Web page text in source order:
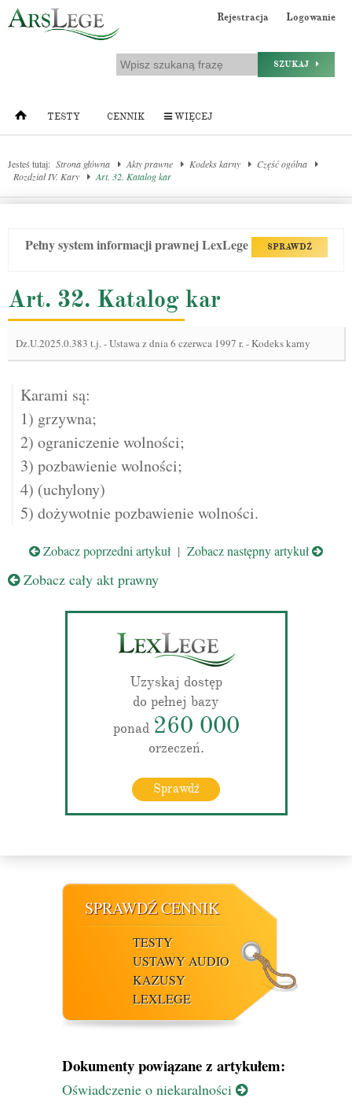
Rejestracja Logowanie
SZUKAJ
TESTY CENNIK WIĘCEJ
Jesteś tutaj: Strona główna Akty prawne Kodeks karny
Część ogólna
Rozdział IV. Kary
Art. 32. Katalog kar
Pełny system informacji prawnej LexLege SPRAWDŹ
Art. 32. Katalog kar
Dz.U.2025.0.383 t.j.-Ustawa z dnia 6 czerwca 1997 r. - Kodeks karny
Karami są:
1) grzywna;
2) ograniczenie wolności;
3) pozbawienie wolności;
4) (uchylony)
5) dożywotnie pozbawienie wolności.
Zobacz poprzedni artykuł | Zobacz następny artykuł
Zobacz cały akt prawny
Uzyskaj dostęp
do pełnej bazy
ponad 260 000
orzeczeń.
Sprawdź
SPRAWDŹ CENNIK
TESTY
USTAWY AUDIO
KAZUSY
LEXLEGE
Dokumenty powiązane z artykułem:
Oświadczenie o niekaralności